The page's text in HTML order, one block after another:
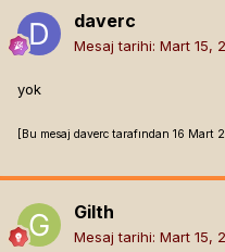
daverc
Mesaj tarihi: Mart 15,
yok
[Bu mesaj daverc tarafından 16
Gilth
Mesaj tarihi: Mart 15,